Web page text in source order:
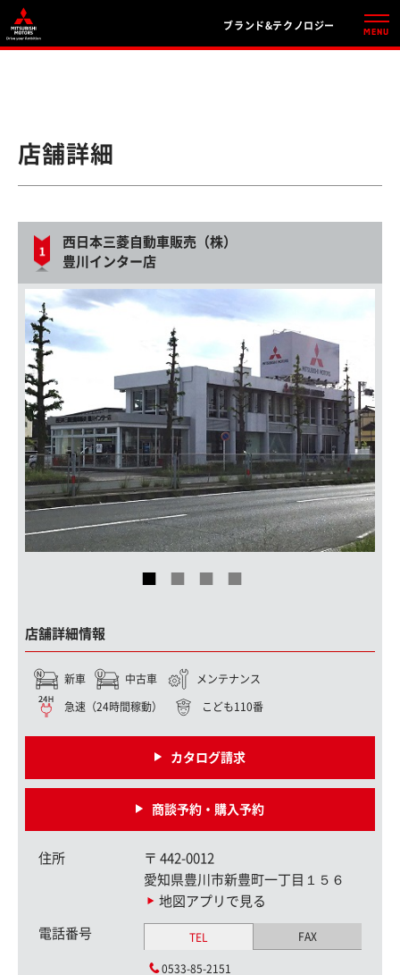
ブランド&テクノロジー
店舗詳細
西日本三菱自動車販売（株）
豊川インター店
店舗詳細情報
新車 中古車 メンテナンス
急速（24時間稼動） こども110番
カタログ請求
商談予約・購入予約
住所 〒 442-0012
愛知県豊川市新豊町一丁目１５６
地図アプリで見る
電話番号 TEL FAX
0533-85-2151